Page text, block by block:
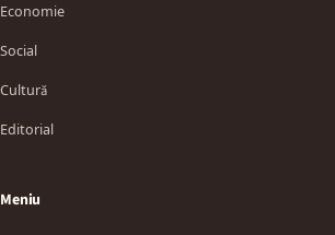
Economie
Social
Cultură
Editorial
Meniu